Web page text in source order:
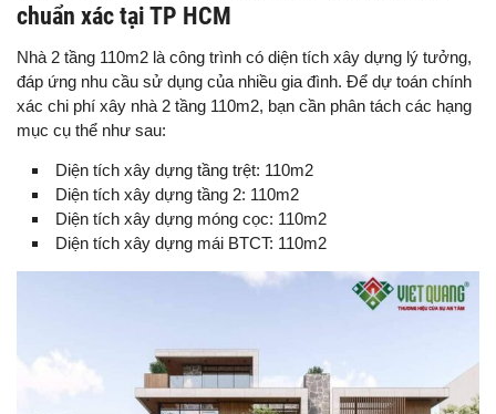
chuẩn xác tại TP HCM
Nhà 2 tầng 110m2 là công trình có diện tích xây dựng lý tưởng,
đáp ứng nhu cầu sử dụng của nhiều gia đình. Để dự toán chính
xác chi phí xây nhà 2 tầng 110m2, bạn cần phân tách các hạng
mục cụ thể như sau:
Diện tích xây dựng tầng trệt: 110m2
Diện tích xây dựng tầng 2: 110m2
Diện tích xây dựng móng cọc: 110m2
Diện tích xây dựng mái BTCT: 110m2